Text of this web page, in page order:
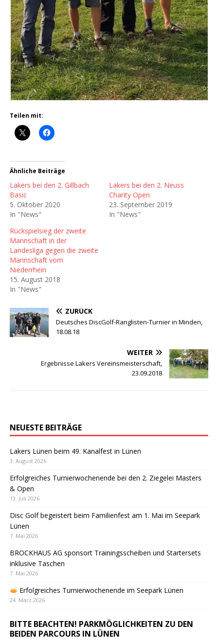
Teilen mit:
Ähnliche Beiträge
Lakers bei den 2. Gillbach
Basic
5. Oktober 2020
In "News"
Lakers bei den 2. Neuss
Charity Open
23. September 2019
In "News"
Rückspielsieg der zweite
Mannschaft in der
Landesliga gegen die zweite
Mannschaft vom
Niederrhein
15. August 2018
In "News"
ZURÜCK
Deutsches DiscGolf-Ranglisten-Turnier in Minden,
18.08.18
WEITER
Ergebnisse Lakers Vereinsmeisterschaft,
23.09.2018
NEUESTE BEITRÄGE
Lakers Lünen beim 49. Kanalfest in Lünen
3. August 2026
Erfolgreiches Turnierwochenende bei den 2. Ziegelei Masters
& Open
13. Juli 2026
Disc Golf begeistert beim Familienfest am 1. Mai im Seepark
Lünen
7. Mai 2026
BROCKHAUS AG sponsort Trainingsscheiben und Startersets
inklusive Taschen
7. Mai 2026
Erfolgreiches Turnierwochenende im Seepark Lünen
24. März 2026
BITTE BEACHTEN! PARKMÖGLICHKEITEN ZU DEN
BEIDEN PARCOURS IN LÜNEN